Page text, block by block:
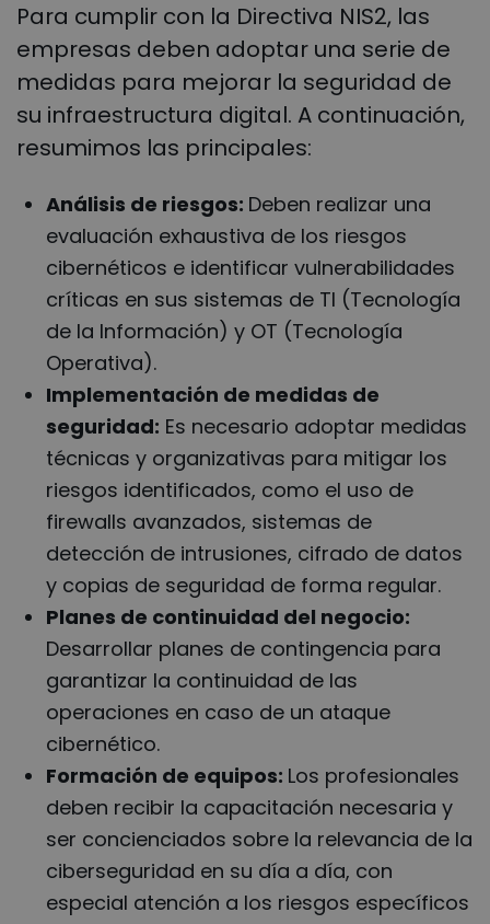
Para cumplir con la Directiva NIS2, las
empresas deben adoptar una serie de
medidas para mejorar la seguridad de
su infraestructura digital. A continuación,
resumimos las principales:
Análisis de riesgos: Deben realizar una
evaluación exhaustiva de los riesgos
cibernéticos e identificar vulnerabilidades
críticas en sus sistemas de TI (Tecnología
de la Información) y OT (Tecnología
Operativa).
Implementación de medidas de
seguridad: Es necesario adoptar medidas
técnicas y organizativas para mitigar los
riesgos identificados, como el uso de
firewalls avanzados, sistemas de
detección de intrusiones, cifrado de datos
y copias de seguridad de forma regular.
Planes de continuidad del negocio:
Desarrollar planes de contingencia para
garantizar la continuidad de las
operaciones en caso de un ataque
cibernético.
Formación de equipos: Los profesionales
deben recibir la capacitación necesaria y
ser concienciados sobre la relevancia de la
ciberseguridad en su día a día, con
especial atención a los riesgos específicos